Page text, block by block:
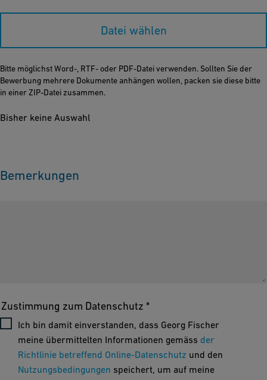
Datei wählen
Bitte möglichst Word-, RTF- oder PDF-Datei verwenden. Sollten Sie der
Bewerbung mehrere Dokumente anhängen wollen, packen sie diese bitte
in einer ZIP-Datei zusammen.
Bisher keine Auswahl
Bemerkungen
Zustimmung zum Datenschutz *
Ich bin damit einverstanden, dass Georg Fischer
meine übermittelten Informationen gemäss der
Richtlinie betreffend Online-Datenschutz und den
Nutzungsbedingungen speichert, um auf meine